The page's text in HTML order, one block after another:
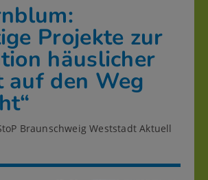
Projekte zur
häuslicher
auf den Weg
Braunschweig Weststadt Aktuell